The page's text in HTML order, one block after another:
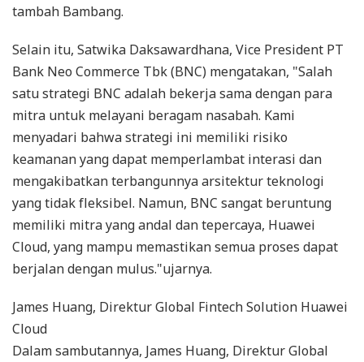
tambah Bambang.
Selain itu, Satwika Daksawardhana, Vice President PT
Bank Neo Commerce Tbk (BNC) mengatakan, "Salah
satu strategi BNC adalah bekerja sama dengan para
mitra untuk melayani beragam nasabah. Kami
menyadari bahwa strategi ini memiliki risiko
keamanan yang dapat memperlambat interasi dan
mengakibatkan terbangunnya arsitektur teknologi
yang tidak fleksibel. Namun, BNC sangat beruntung
memiliki mitra yang andal dan tepercaya, Huawei
Cloud, yang mampu memastikan semua proses dapat
berjalan dengan mulus."ujarnya.
James Huang, Direktur Global Fintech Solution Huawei
Cloud
Dalam sambutannya, James Huang, Direktur Global